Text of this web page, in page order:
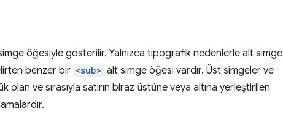
öğesiyle gösterilir. Yalnızca tipografik nedenlerle alt simge
benzer bir <sub> alt simge öğesi vardır. Üst simgeler ve
olan ve sırasıyla satırın biraz üstüne veya altına yerleştirilen